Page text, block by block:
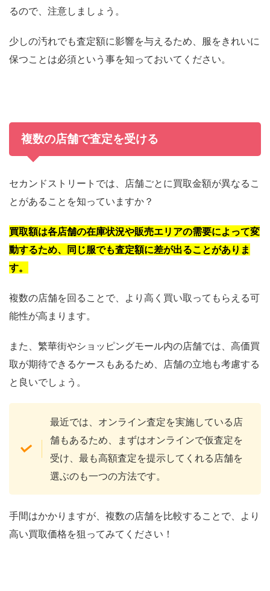
るので、注意しましょう。
少しの汚れでも査定額に影響を与えるため、服をきれいに
保つことは必須という事を知っておいてください。
複数の店舗で査定を受ける
セカンドストリートでは、店舗ごとに買取金額が異なるこ
とがあることを知っていますか？
買取額は各店舗の在庫状況や販売エリアの需要によって変
動するため、同じ服でも査定額に差が出ることがありま
す。
複数の店舗を回ることで、より高く買い取ってもらえる可
能性が高まります。
また、繁華街やショッピングモール内の店舗では、高価買
取が期待できるケースもあるため、店舗の立地も考慮する
と良いでしょう。
最近では、オンライン査定を実施している店
舗もあるため、まずはオンラインで仮査定を
受け、最も高額査定を提示してくれる店舗を
選ぶのも一つの方法です。
手間はかかりますが、複数の店舗を比較することで、より
高い買取価格を狙ってみてください！